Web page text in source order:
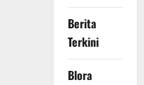
Berita
Terkini
Blora